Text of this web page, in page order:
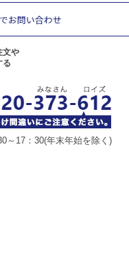
文や
る
～17：30(年末年始を除く)